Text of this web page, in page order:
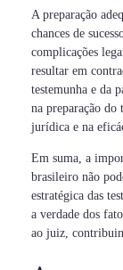
A preparação
chances de
complicações
resultar em
testemunha e da
na preparação do
jurídica e na
Em suma, a
brasileiro não
estratégica das
a verdade dos
ao juiz,